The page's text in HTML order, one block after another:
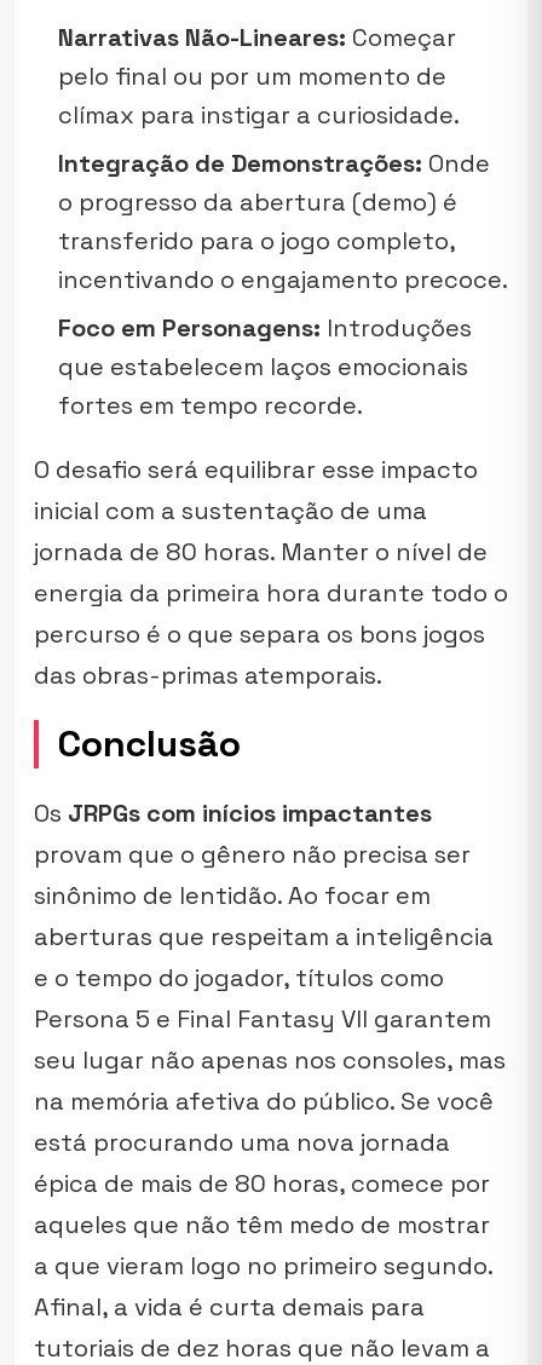
Narrativas Não-Lineares: Começar
pelo final ou por um momento de
clímax para instigar a curiosidade.
Integração de Demonstrações: Onde
o progresso da abertura (demo) é
transferido para o jogo completo,
incentivando o engajamento precoce.
Foco em Personagens: Introduções
que estabelecem laços emocionais
fortes em tempo recorde.
O desafio será equilibrar esse impacto
inicial com a sustentação de uma
jornada de 80 horas. Manter o nível de
energia da primeira hora durante todo o
percurso é o que separa os bons jogos
das obras-primas atemporais.
Conclusão
Os JRPGs com inícios impactantes
provam que o gênero não precisa ser
sinônimo de lentidão. Ao focar em
aberturas que respeitam a inteligência
e o tempo do jogador, títulos como
Persona 5 e Final Fantasy VII garantem
seu lugar não apenas nos consoles, mas
na memória afetiva do público. Se você
está procurando uma nova jornada
épica de mais de 80 horas, comece por
aqueles que não têm medo de mostrar
a que vieram logo no primeiro segundo.
Afinal, a vida é curta demais para
tutoriais de dez horas que não levam a